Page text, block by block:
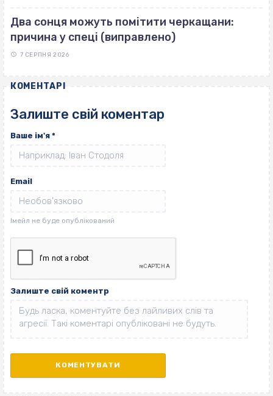
Два сонця можуть помітити черкащани:
причина у спеці (виправлено)
7 СЕРПНЯ 2026
КОМЕНТАРІ
Залиште свій коментар
Ваше ім'я *
Email
Залиште свій коментр